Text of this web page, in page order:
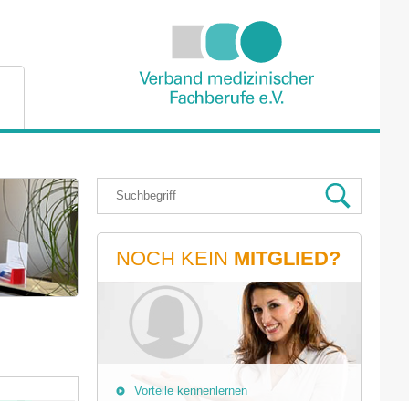
NOCH KEIN MITGLIED?
Vorteile kennenlernen